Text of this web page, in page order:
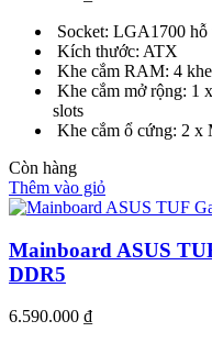
Socket: LGA1700
Kích thước: ATX
Khe cắm RAM: 4
Khe cắm mở rộng: 1
slots
Khe cắm ổ cứng: 2 x
Còn hàng
Thêm vào giỏ
Mainboard ASUS
DDR5
6.590.000 ₫